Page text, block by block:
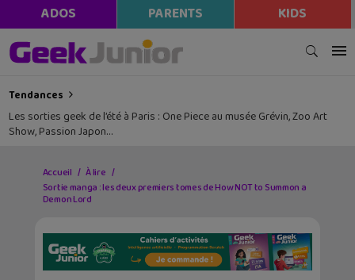
ADOS PARENTS KIDS
Tendances
Les sorties geek de l’été à Paris : One Piece au musée Grévin, Zoo Art
Show, Passion Japon…
Accueil
À lire
Sortie manga : les deux premiers tomes de How NOT to Summon a
Demon Lord